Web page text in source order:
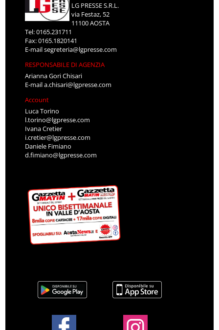
LG PRESSE S.R.L.
via Festaz, 52
11100 AOSTA
Tel: 0165.231711
Fax: 0165.1820141
E-mailsegreteria@lgpresse.com
RESPONSABILE DI AGENZIA
Arianna Gori Chisari
E-maila.chisari@lgpresse.com
Account
Luca Torino
l.torino@lgpresse.com
Ivana Cretier
i.cretier@lgpresse.com
Daniele Fimiano
d.fimiano@lgpresse.com